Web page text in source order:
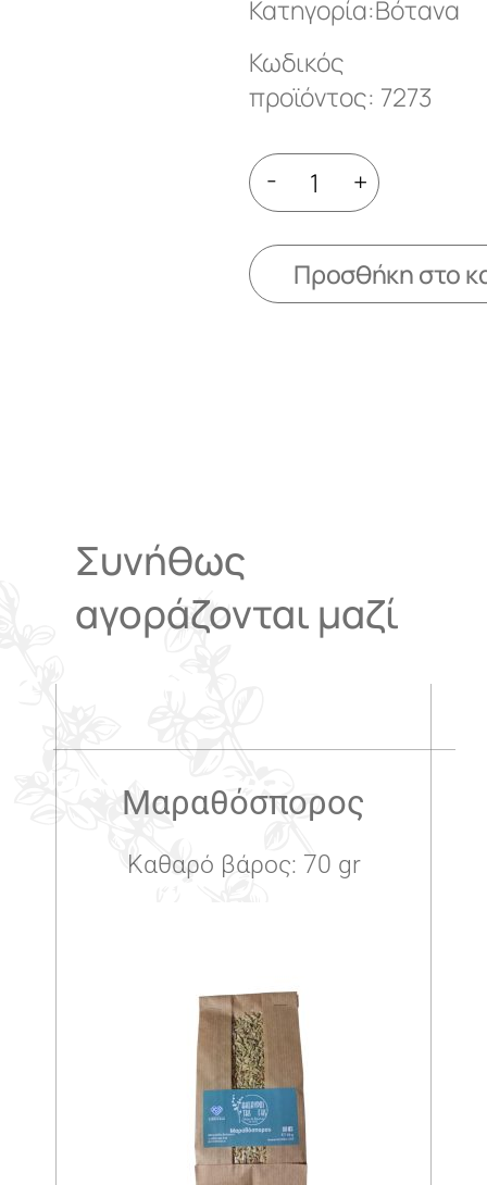
Κατηγορία:Βότανα
Κωδικός
προϊόντος: 7273
- +
Προσθήκη στο
Συνήθως
αγοράζονται μαζί
Μαραθόσπορος
Καθαρό βάρος: 70 gr